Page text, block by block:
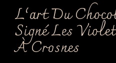
L’art Du
Signé Les
À Crosnes